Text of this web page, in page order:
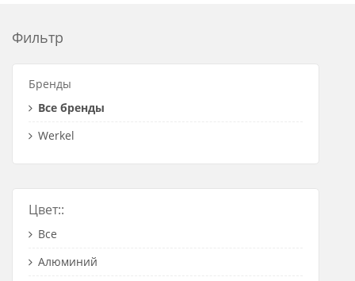
Розетки Интернет/Телефон
Розетки акустика
Фильтр
Бренды
Все бренды
Werkel
Цвет::
Все
Алюминий